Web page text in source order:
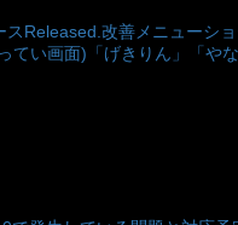
スReleased.改善メニューシ
てい画面)「げきりん」「や